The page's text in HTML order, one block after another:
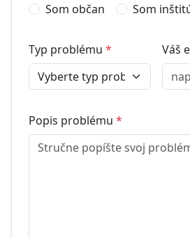
Som občan
Som
Typ problému * Váš
Popis problému *